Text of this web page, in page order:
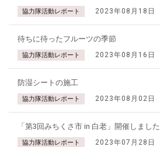
協力隊活動レポート 2023年08月18日
待ちに待ったフルーツの季節
協力隊活動レポート 2023年08月16日
防湿シートの施工
協力隊活動レポート 2023年08月02日
「第3回みちくさ市 in 白老」開催しました
協力隊活動レポート 2023年07月28日